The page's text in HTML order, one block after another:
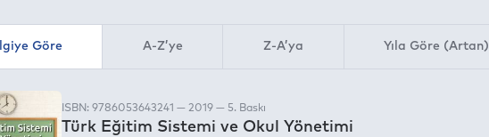
İlgiye Göre A-Z’ye Z-A’ya Yıla Göre (Artan)
ISBN: 9786053643241 — 2019 — 5. Baskı
Türk Eğitim Sistemi ve Okul Yönetimi